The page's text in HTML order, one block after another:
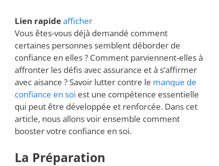
Lien rapideafficher
Vous êtes-vous déjà demandé comment
certaines personnes semblent déborder de
confiance en elles ? Comment parviennent-elles à
affronter les défis avec assurance et à s’affirmer
avec aisance ? Savoir lutter contre le manque de
confiance en soi est une compétence essentielle
qui peut être développée et renforcée. Dans cet
article, nous allons voir ensemble comment
booster votre confiance en soi.
La Préparation